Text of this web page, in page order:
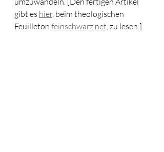
gibt es hier, beim theologischen
Feuilleton feinschwarz.net, zu lesen.]